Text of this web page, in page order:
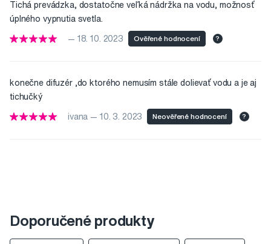
Tichá prevádzka, dostatočne veľká nádržka na vodu, možnosť
úplného vypnutia svetla.
— 18. 10. 2023 Ověřené hodnocení ?
konečne difuzér ,do ktorého nemusím stále dolievať vodu a je aj
tichučký
ivana — 10. 3. 2023 Neověřené hodnocení ?
Doporučené produkty